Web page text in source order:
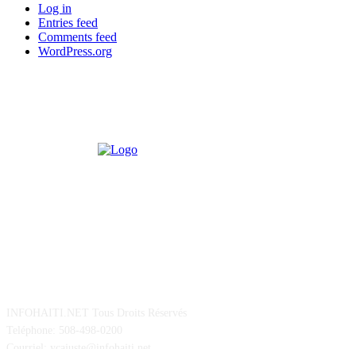
Log in
Entries feed
Comments feed
WordPress.org